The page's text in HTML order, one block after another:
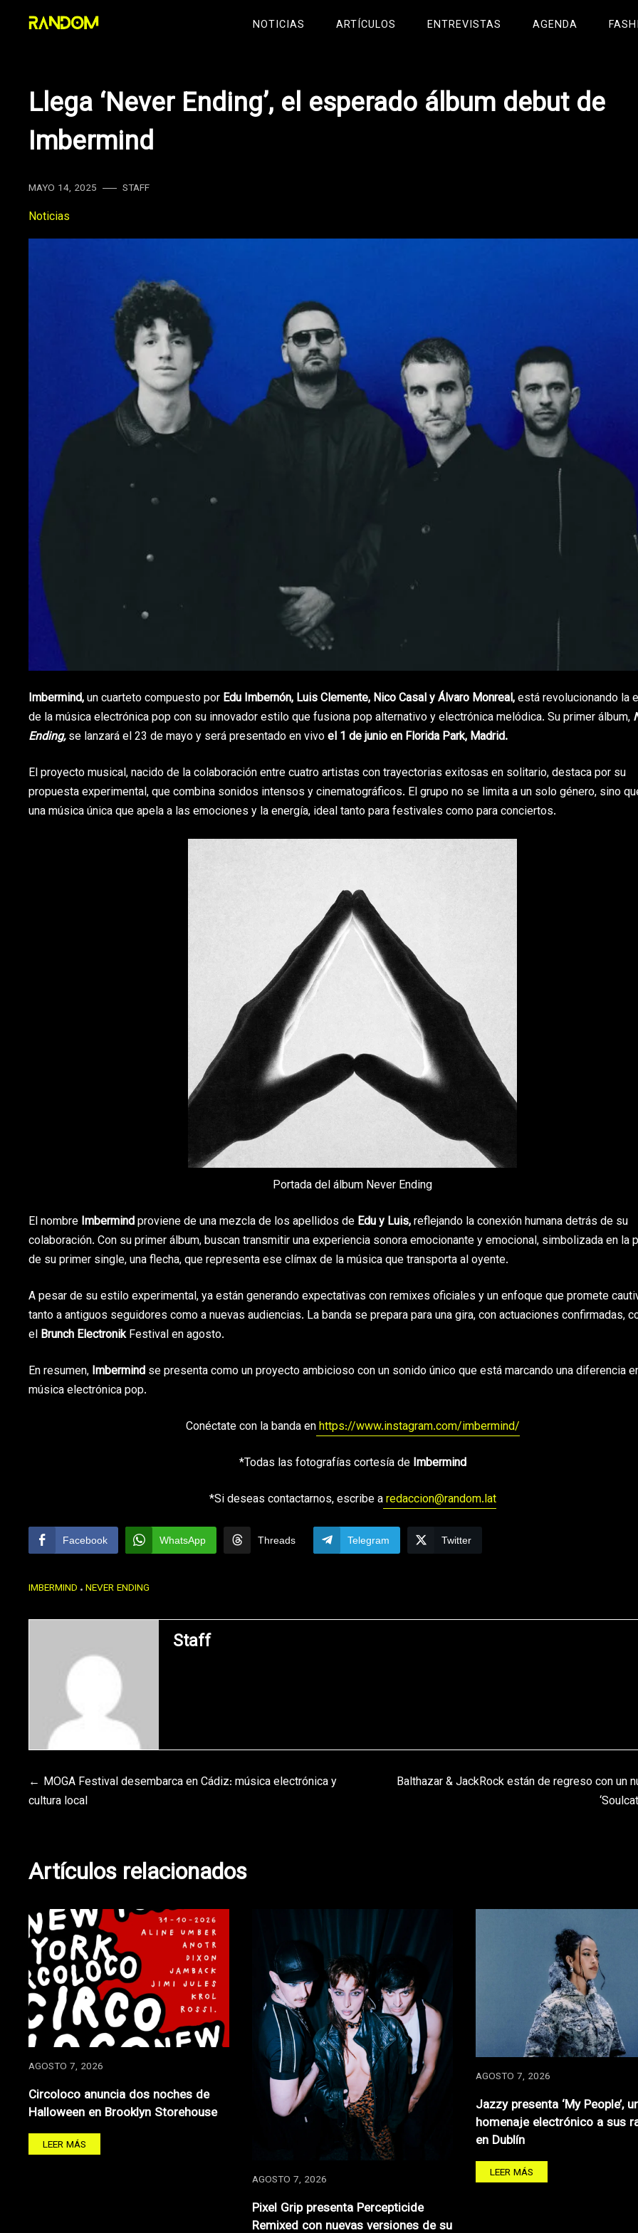
NOTICIAS ARTÍCULOS ENTREVISTAS AGENDA
Llega ‘Never Ending’, el esperado álbum debut de
Imbermind
MAYO 14, 2025 STAFF
Noticias
Imbermind,un cuarteto compuesto por Edu Imbernón, Luis Clemente, Nico Casal y Álvaro Monreal,está revolucionando la
de la música electrónica pop con su innovador estilo que fusiona pop alternativo y electrónica melódica. Su primer álbum,
Ending,se lanzará el 23 de mayo y será presentado en vivoel 1 de junio en Florida Park, Madrid.
El proyecto musical, nacido de la colaboración entre cuatro artistas con trayectorias exitosas en solitario, destaca por su
propuesta experimental, que combina sonidos intensos y cinematográficos. El grupo no se limita a un solo género, sino
una música única que apela a las emociones y la energía, ideal tanto para festivales como para conciertos.
Portada del álbum Never Ending
El nombre Imbermindproviene de una mezcla de los apellidos de Edu y Luis,reflejando la conexión humana detrás de su
colaboración. Con su primer álbum, buscan transmitir una experiencia sonora emocionante y emocional, simbolizada en la
de su primer single, una flecha, que representa ese clímax de la música que transporta al oyente.
A pesar de su estilo experimental, ya están generando expectativas con remixes oficiales y un enfoque que promete
tanto a antiguos seguidores como a nuevas audiencias. La banda se prepara para una gira, con actuaciones confirmadas,
el Brunch ElectronikFestival en agosto.
En resumen, Imbermind se presenta como un proyecto ambicioso con un sonido único que está marcando una diferencia
música electrónica pop.
Conéctate con la banda enhttps://www.instagram.com/imbermind/
*Todas las fotografías cortesía de Imbermind
*Si deseas contactarnos, escribe aredaccion@random.lat
Facebook WhatsApp Threads Telegram Twitter
IMBERMIND NEVER ENDING
Staff
Navegación
entradas
MOGA Festival desembarca en Cádiz: música electrónica y
cultura local
Balthazar & JackRock están de regreso con un
Artículos relacionados
AGOSTO 7, 2026
Circoloco anuncia dos noches de
Halloween en Brooklyn Storehouse
LEER MÁS
AGOSTO 7, 2026
Pixel Grip presenta Percepticide
Remixed con nuevas versiones de su
AGOSTO 7, 2026
Jazzy presenta ‘My People’,
homenaje electrónico a sus
en Dublín
LEER MÁS